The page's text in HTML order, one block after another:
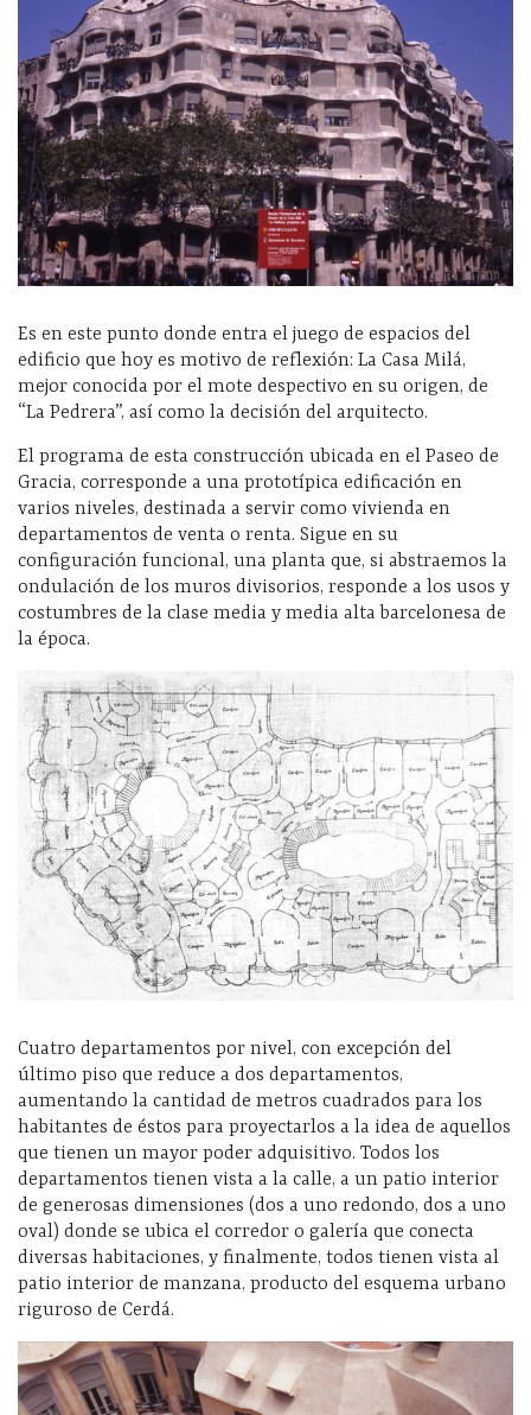
Es en este punto donde entra el juego de espacios del
edificio que hoy es motivo de reflexión: La Casa Milá,
mejor conocida por el mote despectivo en su origen, de
“La Pedrera”, así como la decisión del arquitecto.
El programa de esta construcción ubicada en el Paseo de
Gracia, corresponde a una prototípica edificación en
varios niveles, destinada a servir como vivienda en
departamentos de venta o renta. Sigue en su
configuración funcional, una planta que, si abstraemos la
ondulación de los muros divisorios, responde a los usos y
costumbres de la clase media y media alta barcelonesa de
la época.
Cuatro departamentos por nivel, con excepción del
último piso que reduce a dos departamentos,
aumentando la cantidad de metros cuadrados para los
habitantes de éstos para proyectarlos a la idea de aquellos
que tienen un mayor poder adquisitivo. Todos los
departamentos tienen vista a la calle, a un patio interior
de generosas dimensiones (dos a uno redondo, dos a uno
oval) donde se ubica el corredor o galería que conecta
diversas habitaciones, y finalmente, todos tienen vista al
patio interior de manzana, producto del esquema urbano
riguroso de Cerdá.